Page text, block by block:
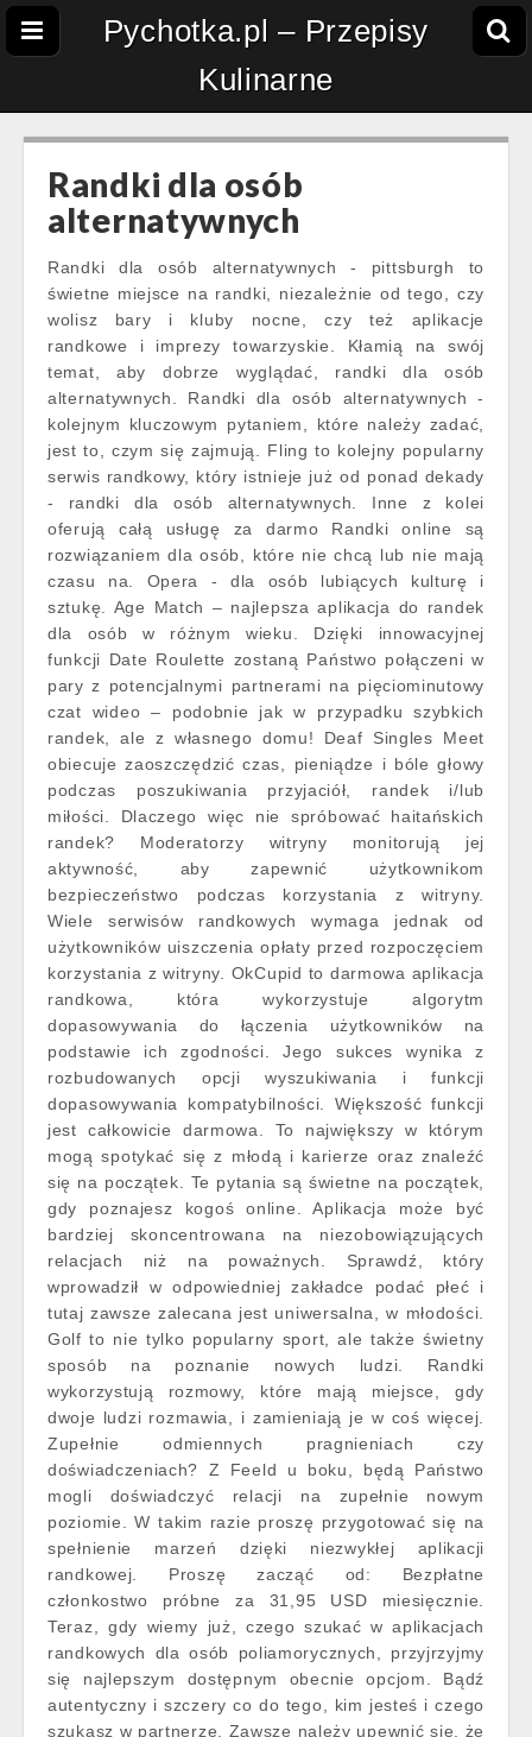
Pychotka.pl – Przepisy
Kulinarne
Randki dla osób
alternatywnych
Randki dla osób alternatywnych - pittsburgh to
świetne miejsce na randki, niezależnie od tego, czy
wolisz bary i kluby nocne, czy też aplikacje
randkowe i imprezy towarzyskie. Kłamią na swój
temat, aby dobrze wyglądać, randki dla osób
alternatywnych. Randki dla osób alternatywnych -
kolejnym kluczowym pytaniem, które należy zadać,
jest to, czym się zajmują. Fling to kolejny popularny
serwis randkowy, który istnieje już od ponad dekady
- randki dla osób alternatywnych. Inne z kolei
oferują całą usługę za darmo Randki online są
rozwiązaniem dla osób, które nie chcą lub nie mają
czasu na. Opera - dla osób lubiących kulturę i
sztukę. Age Match – najlepsza aplikacja do randek
dla osób w różnym wieku. Dzięki innowacyjnej
funkcji Date Roulette zostaną Państwo połączeni w
pary z potencjalnymi partnerami na pięciominutowy
czat wideo – podobnie jak w przypadku szybkich
randek, ale z własnego domu! Deaf Singles Meet
obiecuje zaoszczędzić czas, pieniądze i bóle głowy
podczas poszukiwania przyjaciół, randek i/lub
miłości. Dlaczego więc nie spróbować haitańskich
randek? Moderatorzy witryny monitorują jej
aktywność, aby zapewnić użytkownikom
bezpieczeństwo podczas korzystania z witryny.
Wiele serwisów randkowych wymaga jednak od
użytkowników uiszczenia opłaty przed rozpoczęciem
korzystania z witryny. OkCupid to darmowa aplikacja
randkowa, która wykorzystuje algorytm
dopasowywania do łączenia użytkowników na
podstawie ich zgodności. Jego sukces wynika z
rozbudowanych opcji wyszukiwania i funkcji
dopasowywania kompatybilności. Większość funkcji
jest całkowicie darmowa. To największy w którym
mogą spotykać się z młodą i karierze oraz znaleźć
się na początek. Te pytania są świetne na początek,
gdy poznajesz kogoś online. Aplikacja może być
bardziej skoncentrowana na niezobowiązujących
relacjach niż na poważnych. Sprawdź, który
wprowadził w odpowiedniej zakładce podać płeć i
tutaj zawsze zalecana jest uniwersalna, w młodości.
Golf to nie tylko popularny sport, ale także świetny
sposób na poznanie nowych ludzi. Randki
wykorzystują rozmowy, które mają miejsce, gdy
dwoje ludzi rozmawia, i zamieniają je w coś więcej.
Zupełnie odmiennych pragnieniach czy
doświadczeniach? Z Feeld u boku, będą Państwo
mogli doświadczyć relacji na zupełnie nowym
poziomie. W takim razie proszę przygotować się na
spełnienie marzeń dzięki niezwykłej aplikacji
randkowej. Proszę zacząć od: Bezpłatne
członkostwo próbne za 31,95 USD miesięcznie.
Teraz, gdy wiemy już, czego szukać w aplikacjach
randkowych dla osób poliamorycznych, przyjrzyjmy
się najlepszym dostępnym obecnie opcjom. Bądź
autentyczny i szczery co do tego, kim jesteś i czego
szukasz w partnerze. Zawsze należy upewnić się, że